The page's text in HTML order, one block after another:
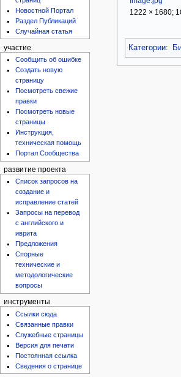
1222 × 1680;
Категории:
Новостной Портал
Раздел Публикаций
Случайная статья
участие
Сообщить об ошибке
Создать новую
страницу
Посмотреть свежие
правки
Посмотреть новые
страницы
Инструкция,
техническая помощь
Портал Сообщества
развитие проекта
Список запросов на
создание и
исправление статей
Запросы на перевод
с английского и
иврита
Предложения
Спорные
технические и
методологические
вопросы
инструменты
Ссылки сюда
Связанные правки
Служебные страницы
Версия для печати
Постоянная ссылка
Сведения о странице